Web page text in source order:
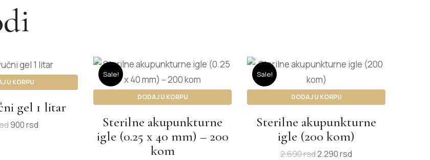
U KORPU
gel 1 litar
900rsd
DODAJ U KORPU
Sale!
Sterilne akupunkturne
igle (0.25 x 40 mm) – 200
kom
DODAJ U KORPU
Sale!
Sterilne akupunkturne
igle (200 kom)
2.690rsd2.290rsd